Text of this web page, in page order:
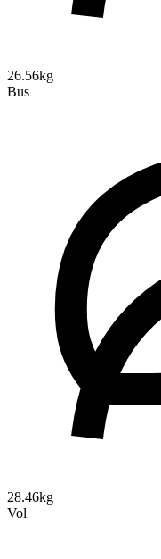
26.56kg
Bus
28.46kg
Vol